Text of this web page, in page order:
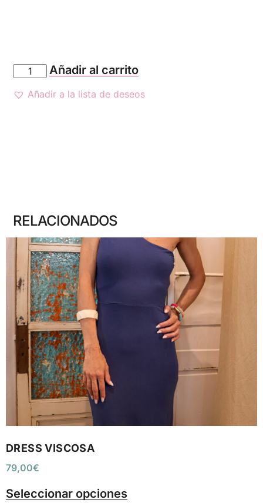
Añadir al carrito
Añadir a la lista de deseos
RELACIONADOS
DRESS VISCOSA
79,00€
Seleccionar opciones